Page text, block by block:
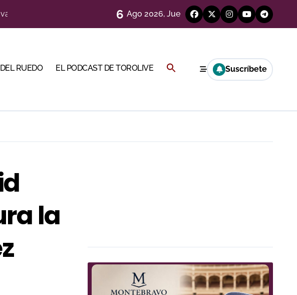
de alto nivel
escapó en junio
de Víctor Puerto en Ciudad Real (Vídeo)
6 Ago 2026, Jue
RUEDO EL PODCAST DE TOROLIVE Buscar: Suscríbete
la